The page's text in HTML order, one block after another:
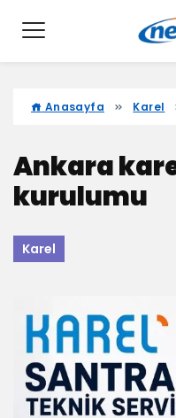
Anasayfa Karel
Ankara
kurulumu
Karel